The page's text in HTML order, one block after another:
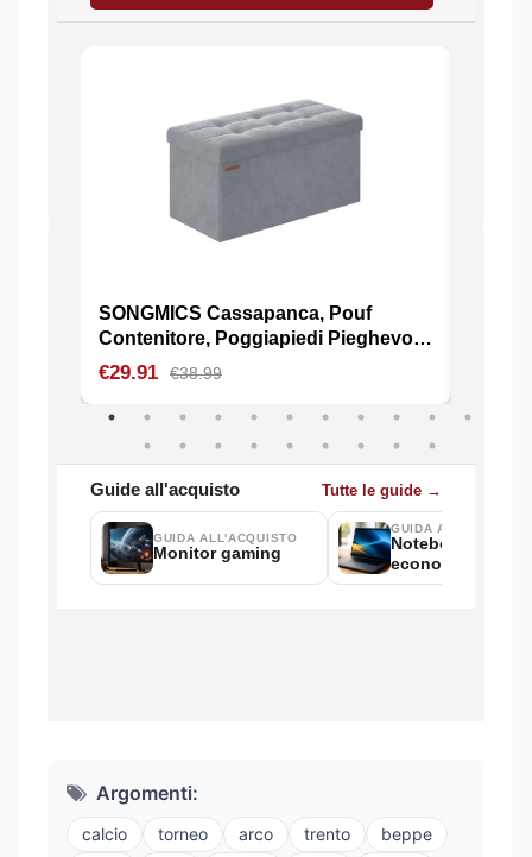
Argomenti:
calcio torneo arco trento
beppe